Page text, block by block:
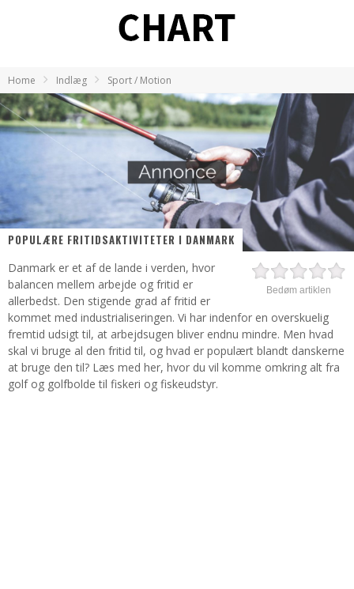
Home Indlæg Sport / Motion
POPULÆRE FRITIDSAKTIVITETER I DANMARK
Bedøm artiklen
Danmark er et af de lande i verden, hvor
balancen mellem arbejde og fritid er
allerbedst. Den stigende grad af fritid er
kommet med industrialiseringen. Vi har indenfor en overskuelig
fremtid udsigt til, at arbejdsugen bliver endnu mindre. Men hvad
skal vi bruge al den fritid til, og hvad er populært blandt danskerne
at bruge den til? Læs med her, hvor du vil komme omkring alt fra
golf og golfbolde til fiskeri og fiskeudstyr.